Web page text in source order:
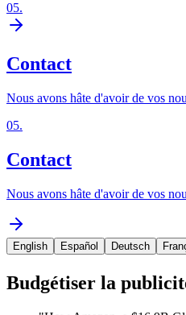
05.
Contact
Nous avons hâte d'avoir de vos
05.
Contact
Nous avons hâte d'avoir de vos
English Español Deutsch
Budgétiser la